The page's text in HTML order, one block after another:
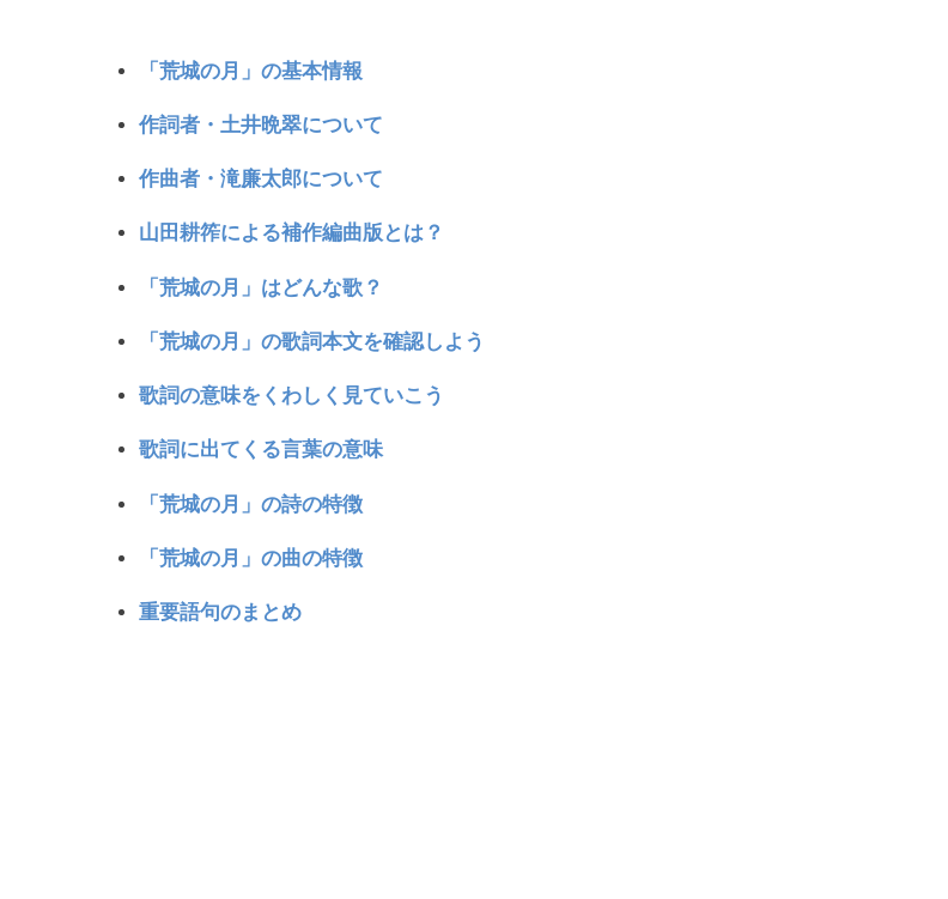
「荒城の月」の基本情報
作詞者・土井晩翠について
作曲者・滝廉太郎について
山田耕筰による補作編曲版とは？
「荒城の月」はどんな歌？
「荒城の月」の歌詞本文を確認しよう
歌詞の意味をくわしく見ていこう
歌詞に出てくる言葉の意味
「荒城の月」の詩の特徴
「荒城の月」の曲の特徴
重要語句のまとめ